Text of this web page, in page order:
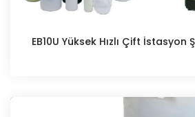
EB10U Yüksek Hızlı Çift İstasyon